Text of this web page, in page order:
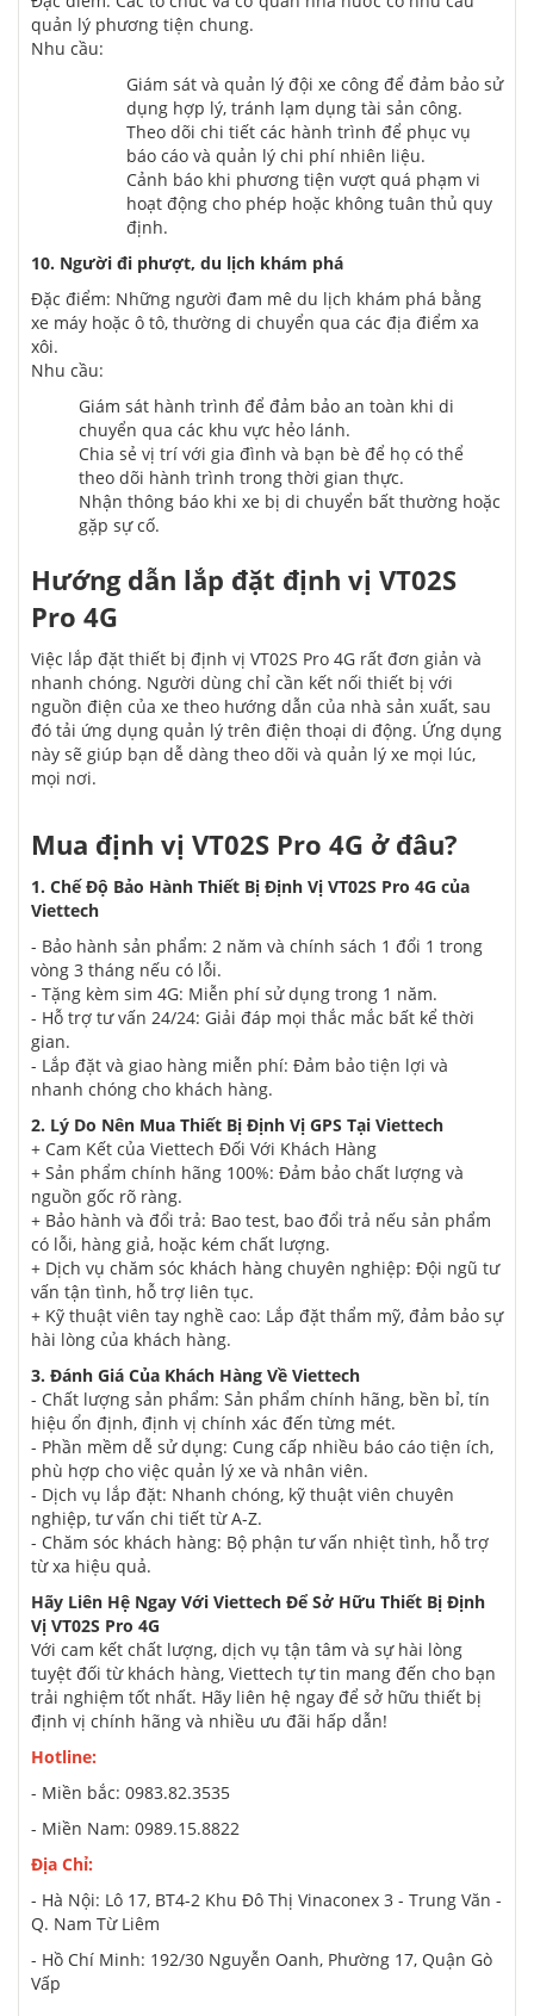
quản lý phương tiện chung.
Nhu cầu:
Giám sát và quản lý đội xe công để đảm bảo sử
dụng hợp lý, tránh lạm dụng tài sản công.
Theo dõi chi tiết các hành trình để phục vụ
báo cáo và quản lý chi phí nhiên liệu.
Cảnh báo khi phương tiện vượt quá phạm vi
hoạt động cho phép hoặc không tuân thủ quy
định.
10. Người đi phượt, du lịch khám phá
Đặc điểm: Những người đam mê du lịch khám phá bằng
xe máy hoặc ô tô, thường di chuyển qua các địa điểm xa
xôi.
Nhu cầu:
Giám sát hành trình để đảm bảo an toàn khi di
chuyển qua các khu vực hẻo lánh.
Chia sẻ vị trí với gia đình và bạn bè để họ có thể
theo dõi hành trình trong thời gian thực.
Nhận thông báo khi xe bị di chuyển bất thường hoặc
gặp sự cố.
Hướng dẫn lắp đặt định vị VT02S
Pro 4G
Việc lắp đặt thiết bị định vị VT02S Pro 4G rất đơn giản và
nhanh chóng. Người dùng chỉ cần kết nối thiết bị với
nguồn điện của xe theo hướng dẫn của nhà sản xuất, sau
đó tải ứng dụng quản lý trên điện thoại di động. Ứng dụng
này sẽ giúp bạn dễ dàng theo dõi và quản lý xe mọi lúc,
mọi nơi.
Mua định vị VT02S Pro 4G ở đâu?
1. Chế Độ Bảo Hành Thiết Bị Định Vị VT02S Pro 4G của
Viettech
- Bảo hành sản phẩm: 2 năm và chính sách 1 đổi 1 trong
vòng 3 tháng nếu có lỗi.
- Tặng kèm sim 4G: Miễn phí sử dụng trong 1 năm.
- Hỗ trợ tư vấn 24/24: Giải đáp mọi thắc mắc bất kể thời
gian.
- Lắp đặt và giao hàng miễn phí: Đảm bảo tiện lợi và
nhanh chóng cho khách hàng.
2. Lý Do Nên Mua Thiết Bị Định Vị GPS Tại Viettech
+ Cam Kết của Viettech Đối Với Khách Hàng
+ Sản phẩm chính hãng 100%: Đảm bảo chất lượng và
nguồn gốc rõ ràng.
+ Bảo hành và đổi trả: Bao test, bao đổi trả nếu sản phẩm
có lỗi, hàng giả, hoặc kém chất lượng.
+ Dịch vụ chăm sóc khách hàng chuyên nghiệp: Đội ngũ tư
vấn tận tình, hỗ trợ liên tục.
+ Kỹ thuật viên tay nghề cao: Lắp đặt thẩm mỹ, đảm bảo sự
hài lòng của khách hàng.
3. Đánh Giá Của Khách Hàng Về Viettech
- Chất lượng sản phẩm: Sản phẩm chính hãng, bền bỉ, tín
hiệu ổn định, định vị chính xác đến từng mét.
- Phần mềm dễ sử dụng: Cung cấp nhiều báo cáo tiện ích,
phù hợp cho việc quản lý xe và nhân viên.
- Dịch vụ lắp đặt: Nhanh chóng, kỹ thuật viên chuyên
nghiệp, tư vấn chi tiết từ A-Z.
- Chăm sóc khách hàng: Bộ phận tư vấn nhiệt tình, hỗ trợ
từ xa hiệu quả.
Hãy Liên Hệ Ngay Với Viettech Để Sở Hữu Thiết Bị Định
Vị VT02S Pro 4G
Với cam kết chất lượng, dịch vụ tận tâm và sự hài lòng
tuyệt đối từ khách hàng, Viettech tự tin mang đến cho bạn
trải nghiệm tốt nhất. Hãy liên hệ ngay để sở hữu thiết bị
định vị chính hãng và nhiều ưu đãi hấp dẫn!
Hotline:
- Miền bắc: 0983.82.3535
- Miền Nam: 0989.15.8822
Địa Chỉ:
- Hà Nội: Lô 17, BT4-2 Khu Đô Thị Vinaconex 3 - Trung Văn -
Q. Nam Từ Liêm
- Hồ Chí Minh: 192/30 Nguyễn Oanh, Phường 17, Quận Gò
Vấp